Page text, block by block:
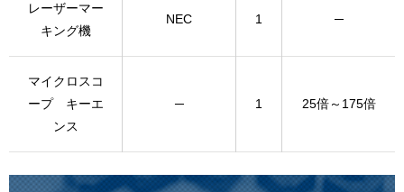
レーザーマー
キング機
NEC 1 ─
マイクロスコ
ープ キーエ
ンス
─ 1 25倍～175倍